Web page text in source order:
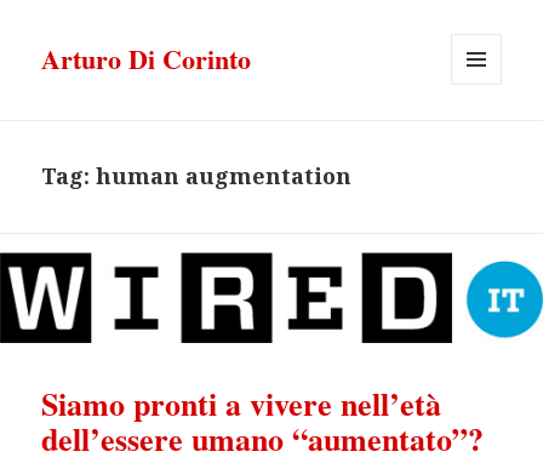
Arturo Di Corinto
Tag:human augmentation
Siamo pronti a vivere nell’età
dell’essere umano “aumentato”?